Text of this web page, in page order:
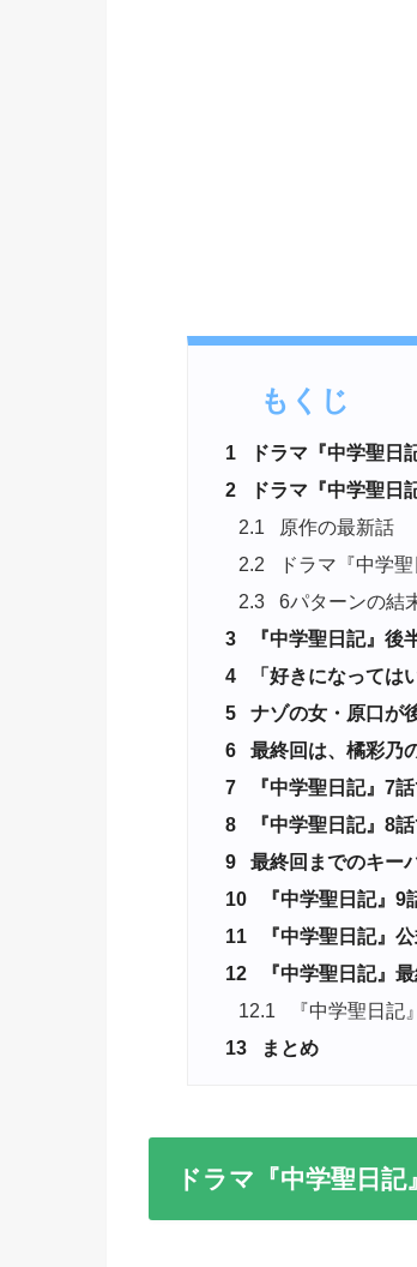
もくじ
1
ドラマ『中学聖日
2
ドラマ『中学聖日
2.1
原作の最新話
2.2
ドラマ『中学
2.3
6パターンの結
3
『中学聖日記』後
4
「好きになって
5
ナゾの女・原口が
6
最終回は、橘彩乃
7
『中学聖日記』7
8
『中学聖日記』8
9
最終回までのキー
10
『中学聖日記』9
11
『中学聖日記』
12
『中学聖日記』
12.1
『中学聖日記
13
まとめ
ドラマ『中学聖日